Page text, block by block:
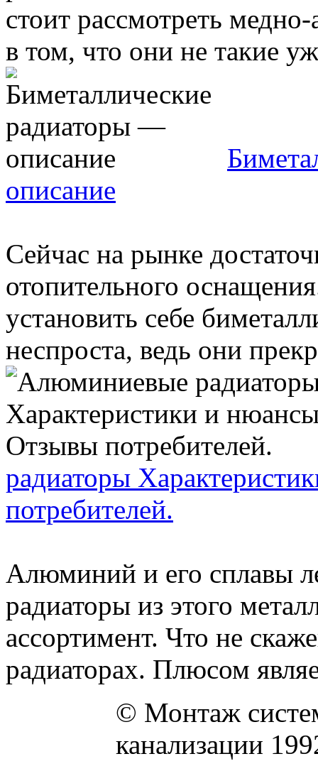
стоит рассмотреть
в том, что они не такие
описание
Сейчас на рынке
отопительного
установить себе
неспроста, ведь они
радиаторы
потребителей.
Алюминий и его сплавы
радиаторы из этого
ассортимент. Что не
радиаторах. Плюсом
© Монтаж
канализации